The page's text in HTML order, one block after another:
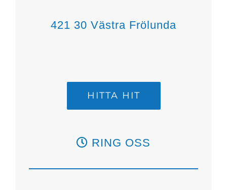
421 30 Västra Frölunda
HITTA HIT
RING OSS